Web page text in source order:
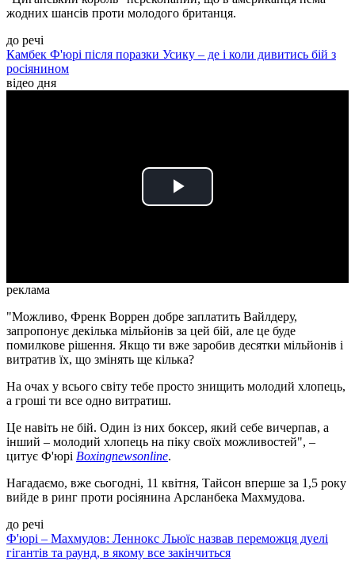
жодних шансів проти молодого британця.
до речі
Камбек Ф'юрі після поразки Усику – де і коли дивитись бій з
росіянином
відео дня
Play
реклама
"Можливо, Френк Воррен добре заплатить Вайлдеру,
запропонує декілька мільйонів за цей бій, але це буде
помилкове рішення. Якщо ти вже заробив десятки мільйонів і
витратив їх, що змінять ще кілька?
На очах у всього світу тебе просто знищить молодий хлопець,
а гроші ти все одно витратиш.
Це навіть не бій. Один із них боксер, який себе вичерпав, а
інший – молодий хлопець на піку своїх можливостей", –
цитує Ф'юрі Boxingnewsonline.
Нагадаємо, вже сьогодні, 11 квітня, Тайсон вперше за 1,5 року
вийде в ринг проти росіянина Арсланбека Махмудова.
до речі
Ф'юрі – Махмудов: Леннокс Льюїс назвав переможця дуелі
гігантів та раунд, в якому все закінчиться